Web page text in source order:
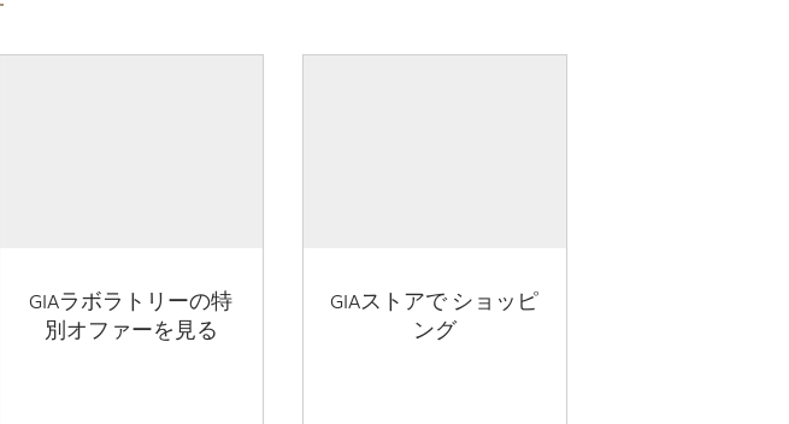
GIAラボラトリーの特
別オファーを見る
GIAストアで ショッピ
ング